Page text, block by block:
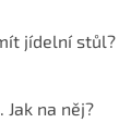
jídelní stůl?
na něj?